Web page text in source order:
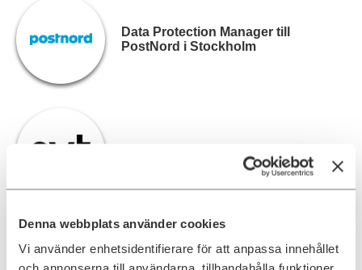
Denna webbplats använder cookies
Vi använder enhetsidentifierare för att anpassa innehållet
Data Protection Manager till
PostNord i Stockholm
Konsult/Interim: